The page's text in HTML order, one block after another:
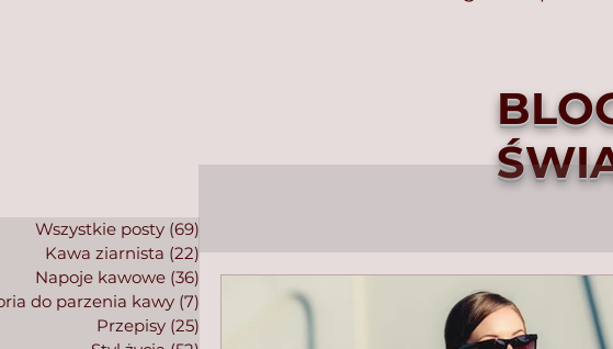
Wszystkie posty (69)
Kawa ziarnista (22)22 posty
Napoje kawowe (36) 36 postów
do parzenia kawy (7)
Przepisy (25)